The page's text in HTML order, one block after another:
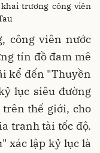
trương công viên
công viên nước
tín đồ đam mê
kể đến "Thuyền
lục siêu đường
thế giới, cho
tranh tài tốc độ.
xác lập kỷ lục là